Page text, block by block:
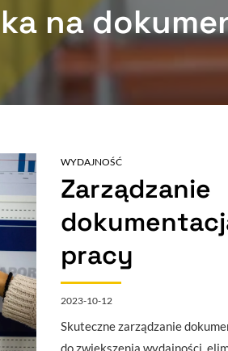
na
WYDAJNOŚĆ
Zarządzanie
pracy
2023-10-12
Skuteczne zarządzanie
do zwiększenia wydajności,